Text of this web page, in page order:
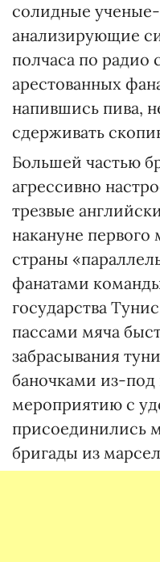
солидные
анализирующие
полчаса по радио
арестованных
напившись пива,
сдерживать
Большей частью
агрессивно
трезвые
накануне
страны
фанатами
государства
пассами мяча
забрасывания
баночками из-
мероприятию с
присоединились
бригады из